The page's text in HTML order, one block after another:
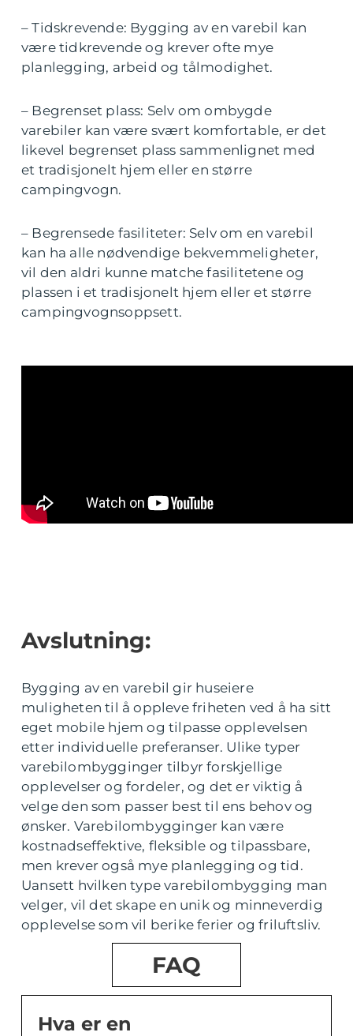
– Tidskrevende: Bygging av en varebil kan
være tidkrevende og krever ofte mye
planlegging, arbeid og tålmodighet.
– Begrenset plass: Selv om ombygde
varebiler kan være svært komfortable, er det
likevel begrenset plass sammenlignet med
et tradisjonelt hjem eller en større
campingvogn.
– Begrensede fasiliteter: Selv om en varebil
kan ha alle nødvendige bekvemmeligheter,
vil den aldri kunne matche fasilitetene og
plassen i et tradisjonelt hjem eller et større
campingvognsoppsett.
Avslutning:
Bygging av en varebil gir huseiere
muligheten til å oppleve friheten ved å ha sitt
eget mobile hjem og tilpasse opplevelsen
etter individuelle preferanser. Ulike typer
varebilombygginger tilbyr forskjellige
opplevelser og fordeler, og det er viktig å
velge den som passer best til ens behov og
ønsker. Varebilombygginger kan være
kostnadseffektive, fleksible og tilpassbare,
men krever også mye planlegging og tid.
Uansett hvilken type varebilombygging man
velger, vil det skape en unik og minneverdig
opplevelse som vil berike ferier og friluftsliv.
FAQ
Hva er en